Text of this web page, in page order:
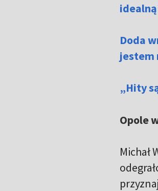
Doda
jestem
„Hity
Opole
Michał